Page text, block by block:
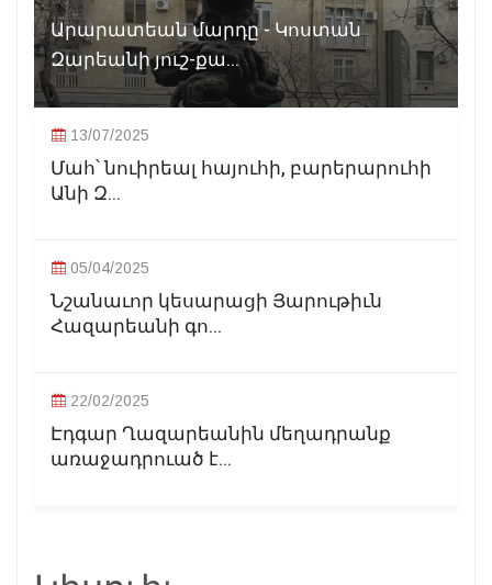
Արարատեան մարդը - Կոստան
Զարեանի յուշ-քա...
13/07/2025
Մահ՝ նուիրեալ հայուհի, բարերարուհի
Անի Զ...
05/04/2025
Նշանաւոր կեսարացի Յարութիւն
Հազարեանի գո...
22/02/2025
Էդգար Ղազարեանին մեղադրանք
առաջադրուած է...